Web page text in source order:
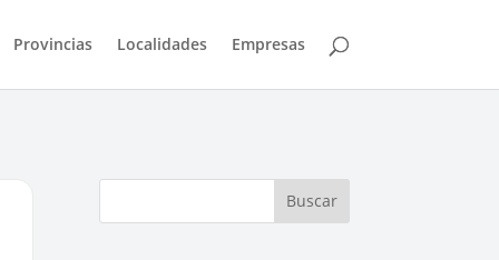
Provincias Localidades Empresas
Buscar